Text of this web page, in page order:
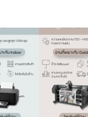
มัน
ไม่
ได้
มี
ดี
แค่
“เงา
สวย”